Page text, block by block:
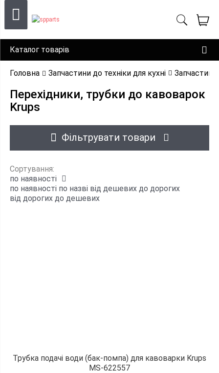
Каталог товарів
Головна Запчастини до техніки для кухні
Перехідники, трубки до кавоварок
Krups
Фільтрувати товари
Сортування:
по наявності
по наявності по назві від дешевих до дорогих
від дорогих до дешевих
Трубка подачі води (бак-помпа) для кавоварки Krups
MS-622557